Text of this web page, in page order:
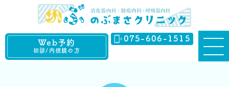
Web予約
初診/内視鏡の方
075-606-1515